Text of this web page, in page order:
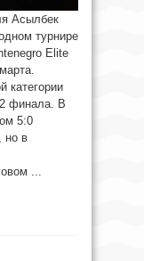
Асылбек
турнире
Elite
категории
2 финала. В
5:0
но в
...